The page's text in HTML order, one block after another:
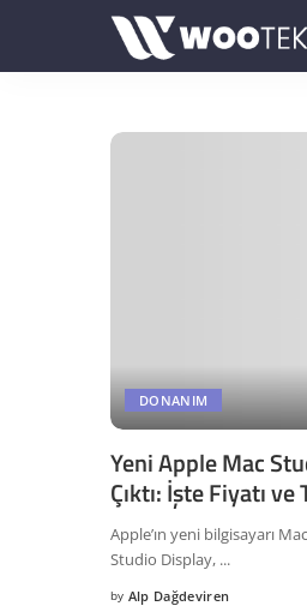
DONANIM
Yeni Apple Mac
Çıktı: İşte Fiyatı
Apple’ın yeni bilgisayarı
Studio Display, ...
Posted
by Alp Dağdeviren